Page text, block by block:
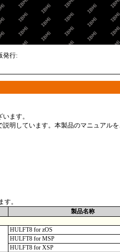
にスキップ
発行:
ます。
明しています。本製品のマニュアル
。
製品名称
HULFT8 for zOS
HULFT8 for MSP
HULFT8 for XSP